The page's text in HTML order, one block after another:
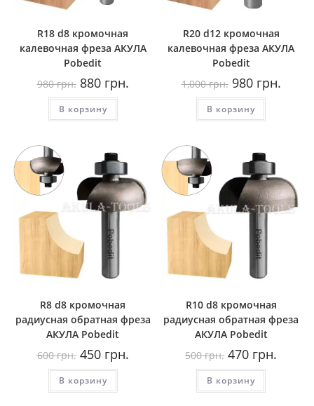
R18 d8 кромочная
калевочная фреза AКУЛА
Pobedit
980грн. Первоначальная
цена
составляла
980
грн..
880грн.цена:
В корзину
R20 d12 кромочная
калевочная фреза AКУЛА
Pobedit
1,000грн. Первоначальная
цена
составляла
1,000
грн..
980грн.цена:
В корзину
R8 d8 кромочная
радиусная обратная фреза
AКУЛА Pobedit
600грн. Первоначальная
цена
составляла
600
грн..
450грн.цена:
В корзину
R10 d8 кромочная
радиусная обратная фреза
AКУЛА Pobedit
500грн. Первоначальная
цена
составляла
500
грн..
470 грн.
В корзину